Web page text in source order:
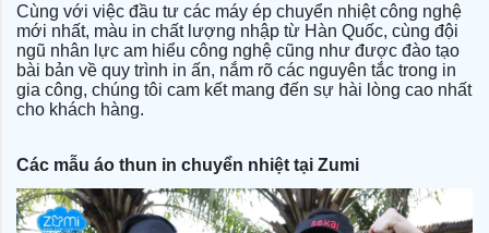
Cùng với việc đầu tư các máy ép chuyển nhiệt công nghệ
mới nhất, màu in chất lượng nhập từ Hàn Quốc, cùng đội
ngũ nhân lực am hiểu công nghệ cũng như được đào tạo
bài bản về quy trình in ấn, nắm rõ các nguyên tắc trong in
gia công, chúng tôi cam kết mang đến sự hài lòng cao nhất
cho khách hàng.
Các mẫu áo thun in chuyển nhiệt tại Zumi